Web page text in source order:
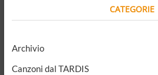
CATEGORIE
Archivio
Canzoni dal TARDIS